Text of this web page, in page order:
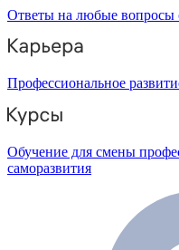
Ответы на любые вопросы
Профессиональное
Обучение для смены
саморазвития